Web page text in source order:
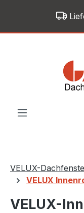
Zum Hauptinhalt
VELUX-
VELUX
VELUX-